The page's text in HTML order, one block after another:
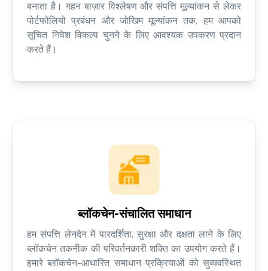
बनाता है। गहन बाज़ार विश्लेषण और संपत्ति मूल्यांकन से लेकर
पोर्टफोलियो प्रबंधन और जोखिम मूल्यांकन तक, हम आपको
सूचित निवेश विकल्प चुनने के लिए आवश्यक उपकरण प्रदान
करते हैं।
ब्लॉकचेन-संचालित समाधान
हम संपत्ति लेनदेन में पारदर्शिता, सुरक्षा और दक्षता लाने के लिए
ब्लॉकचेन तकनीक की परिवर्तनकारी शक्ति का उपयोग करते हैं।
हमारे ब्लॉकचेन-आधारित समाधान प्रक्रियाओं को सुव्यवस्थित